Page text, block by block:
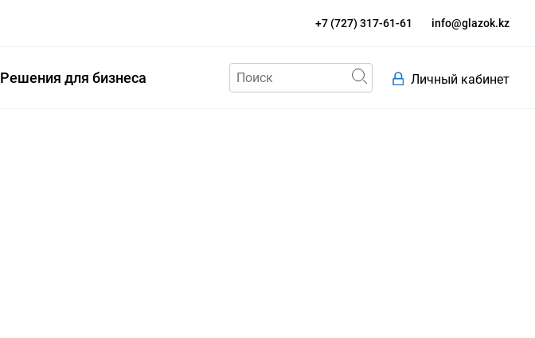
+7 (727) 317-61-61 info@glazok.kz
Решения для бизнеса Личный кабинет